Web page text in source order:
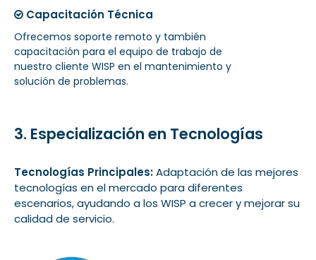
Capacitación Técnica
Ofrecemos soporte remoto y también
capacitación para el equipo de trabajo de
nuestro cliente WISP en el mantenimiento y
solución de problemas.
3. Especialización en Tecnologías
Tecnologías Principales:Adaptación de las mejores
tecnologías en el mercado para diferentes
escenarios, ayudando a los WISP a crecer y mejorar su
calidad de servicio.